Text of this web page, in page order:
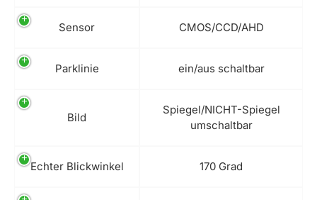
Sensor CMOS/CCD/AHD
Parklinie ein/aus schaltbar
Bild
Spiegel/NICHT-Spiegel
umschaltbar
Echter Blickwinkel 170 Grad